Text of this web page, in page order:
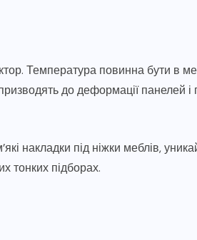
Температура повинна бути в
до деформації панелей і
накладки під ніжки меблів,
тонких підборах.